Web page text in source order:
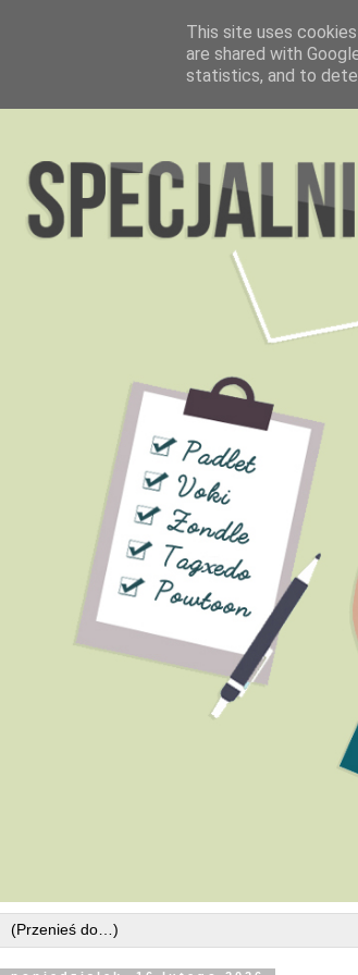
This site uses
are shared with
statistics, and to